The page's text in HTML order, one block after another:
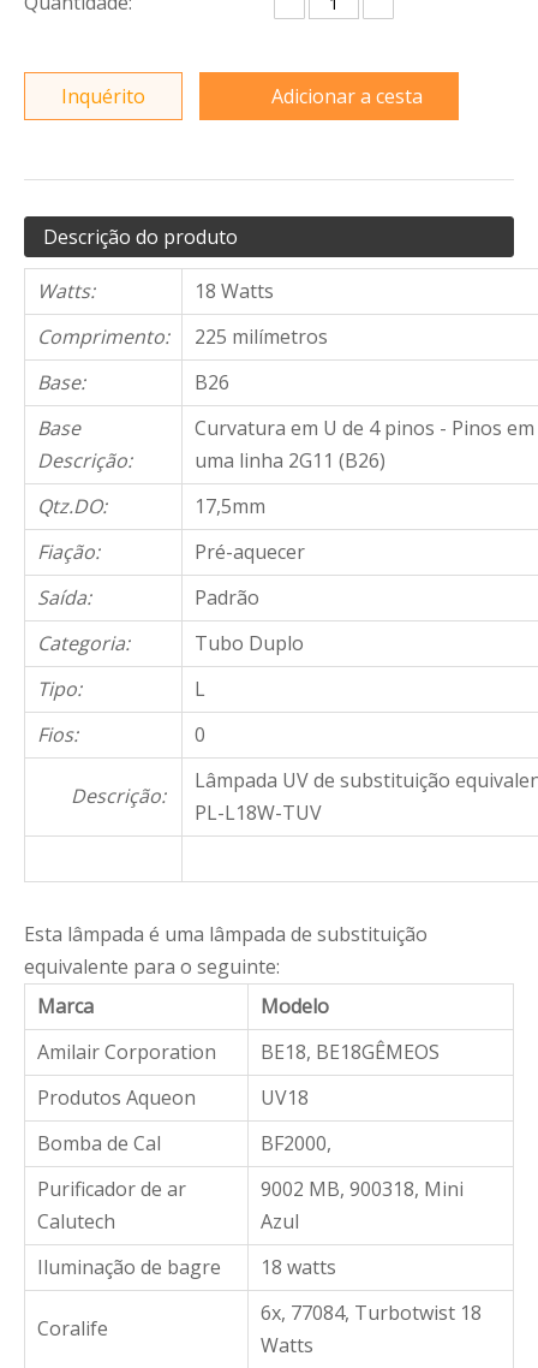
Inquérito Adicionar a cesta
Descrição do produto
Watts:
18 Watts
Comprimento:
225 milímetros
Base:
B26
Base
Descrição:
Curvatura em U de 4 pinos - Pinos em
uma linha 2G11 (B26)
Qtz.DO:
17,5mm
Fiação:
Pré-aquecer
Saída:
Padrão
Categoria:
Tubo Duplo
Tipo:
L
Fios:
0
Descrição:
Lâmpada UV de substituição
PL-L18W-TUV
Esta lâmpada é uma lâmpada de substituição
equivalente para o seguinte:
Marca
Modelo
Amilair Corporation
BE18, BE18GÊMEOS
Produtos Aqueon
UV18
Bomba de Cal
BF2000,
Purificador de ar
Calutech
9002 MB, 900318, Mini
Azul
Iluminação de bagre
18 watts
Coralife
6x, 77084, Turbotwist 18
Watts